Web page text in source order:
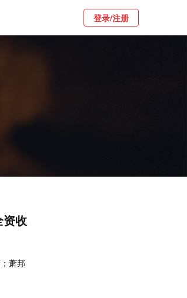
登录/注册
资收
萧邦